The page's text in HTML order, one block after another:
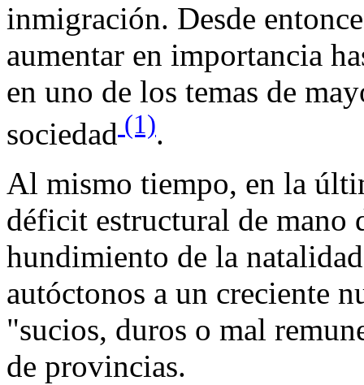
inmigración. Desde
aumentar en importancia
en uno de los temas de
sociedad (1).
Al mismo tiempo, en la
déficit estructural de mano
hundimiento de la
autóctonos a un creciente
"sucios, duros o mal
de provincias.